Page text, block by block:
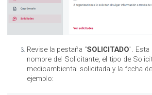
Revise la pestaña "SOLICITADO". Esta
nombre del Solicitante, el tipo de
medioambiental solicitada y la fecha
ejemplo: